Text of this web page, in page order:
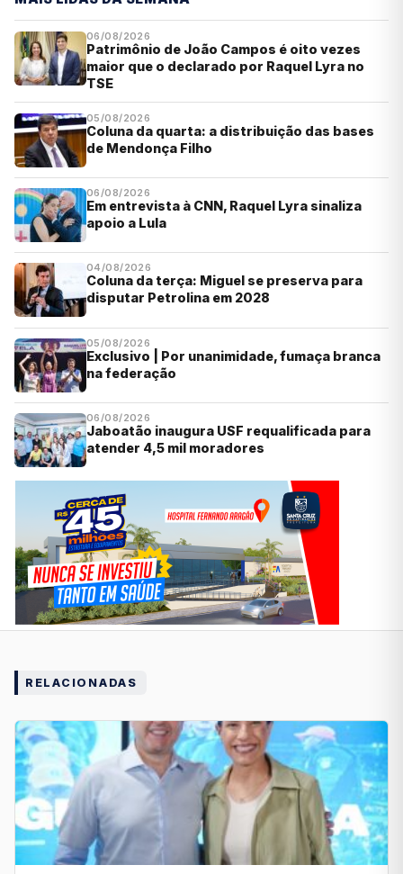
06/08/2026
Patrimônio de João Campos é oito vezes
maior que o declarado por Raquel Lyra no
TSE
05/08/2026
Coluna da quarta: a distribuição das bases
de Mendonça Filho
06/08/2026
Em entrevista à CNN, Raquel Lyra sinaliza
apoio a Lula
04/08/2026
Coluna da terça: Miguel se preserva para
disputar Petrolina em 2028
05/08/2026
Exclusivo | Por unanimidade, fumaça branca
na federação
06/08/2026
Jaboatão inaugura USF requalificada para
atender 4,5 mil moradores
RELACIONADAS